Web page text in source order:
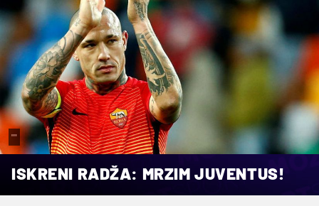
""
ISKRENI RADŽA: MRZIM JUVENTUS!